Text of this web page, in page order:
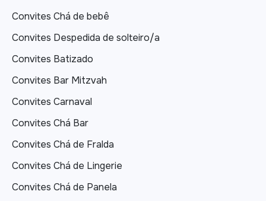
Convites Chá de bebê
Convites Despedida de solteiro/a
Convites Batizado
Convites Bar Mitzvah
Convites Carnaval
Convites Chá Bar
Convites Chá de Fralda
Convites Chá de Lingerie
Convites Chá de Panela